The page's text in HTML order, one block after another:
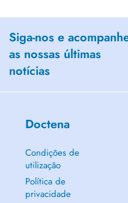
Siga-nos e
as nossas últimas
notícias
Doctena
Condições de
utilização
Política de
privacidade